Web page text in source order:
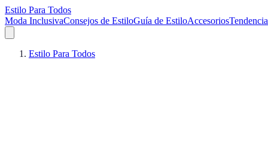
Estilo Para Todos
Moda InclusivaConsejos de EstiloGuía de EstiloAccesorios
Estilo Para Todos